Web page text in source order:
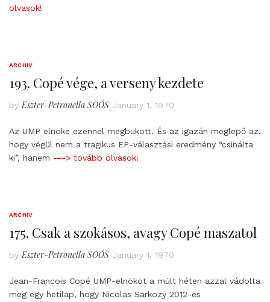
olvasok!
ARCHIV
193. Copé vége, a verseny kezdete
by Eszter-Petronella SOÓS January 1, 1970
Az UMP elnöke ezennel megbukott. És az igazán meglepő az,
hogy végül nem a tragikus EP-választási eredmény “csinálta
ki”, hanem —-> tovább olvasok!
ARCHIV
175. Csak a szokásos, avagy Copé maszatol
by Eszter-Petronella SOÓS January 1, 1970
Jean-Francois Copé UMP-elnököt a múlt héten azzal vádolta
meg egy hetilap, hogy Nicolas Sarkozy 2012-es